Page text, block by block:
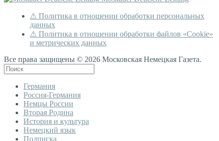
⚠ Политика в отношении обработки персональных
данных
⚠ Политика в отношении обработки файлов «Cookie»
и метрических данных
Все права защищены © 2026 Московская Немецкая Газета.
Германия
Россия-Германия
Немцы России
Вторая Родина
История и культура
Немецкий язык
Подписка